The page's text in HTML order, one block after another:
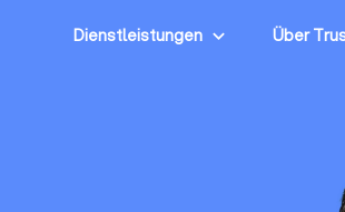
Dienstleistungen Über